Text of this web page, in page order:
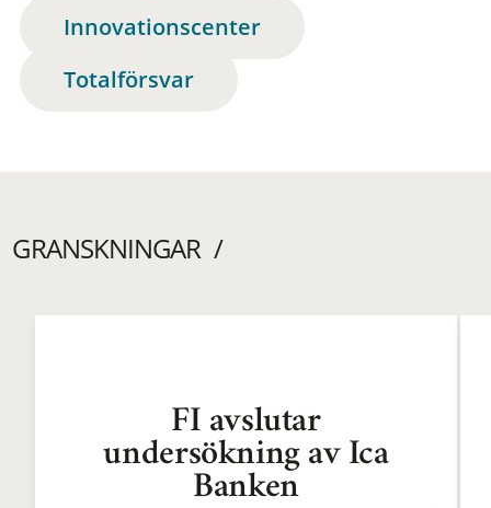
Innovationscenter
Totalförsvar
GRANSKNINGAR
FI avslutar
undersökning av Ica
Banken